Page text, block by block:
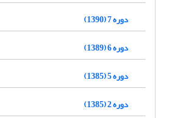
دوره 7 (1390)
دوره 6 (1389)
دوره 5 (1385)
دوره 2 (1385)